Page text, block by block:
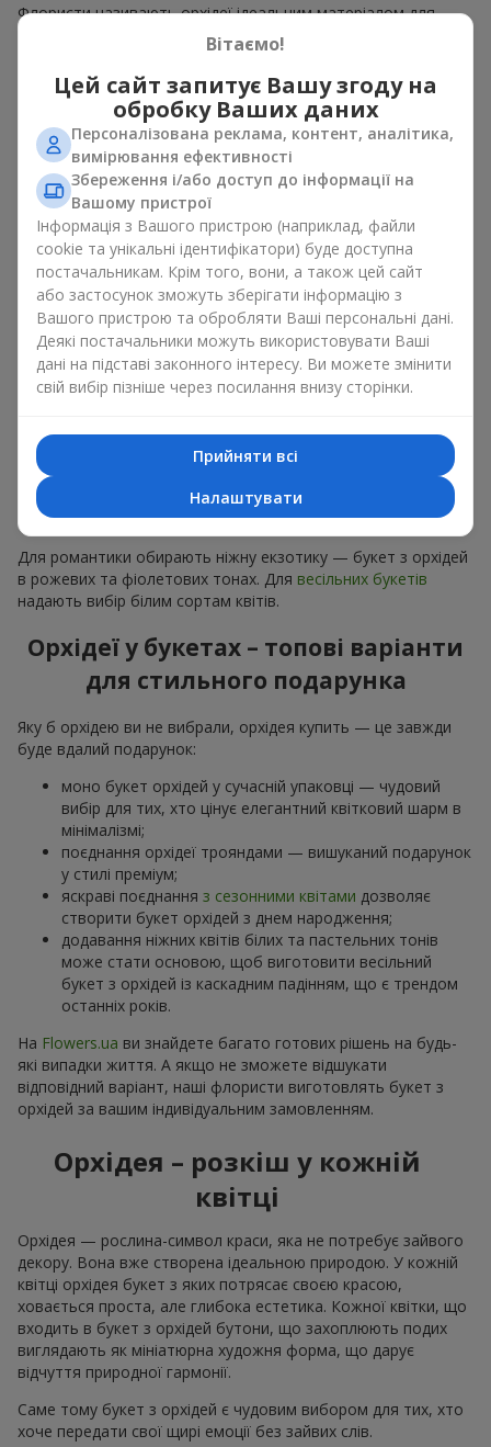
Флористи називають орхідеї ідеальним матеріалом для
незвичайної флористики. Букет з орхідей має чудовий
вигляд як моно рішення для оформлення приміщень, а
також як варіант міксу з іншими квітами, що зберігає свою
виразність у будь-якому форматі. Завдяки своїй структурі
орхідея дозволяє створювати композиції у класичному,
мінімалістичному або сучасному стилі. Букет з орхідей
виглядає ефектно як у камерних, так і в масштабних
роботах, а її розкішні суцвіття легко стають центральним
елементом композиції букет з орхідей. Залежно від
оформлення і сорту рослин різниться на орхідеї ціна.
Зважайте на це перш ніж замовити букет з орхідей.
Кому дарують орхідеї?
Букет з орхідей універсальний і може підійти будь-кому. Їх
даруютькоханим жінками, мамі ,дівчині,дружині , сестрі,
подрузі,колезіабо бізнес-партнеру. Сьогодні можна орхідеї
подарунок стає ще більше.
Букет з орхідей — ідеальна квіткова композиція для
особливої події: річниць,побачень,днів народження
навітьбізнес-привітань.
Для романтики обирають ніжну екзотику — букет з орхідей
в рожевих та фіолетових тонах. Для весільних букетів
надають вибір білим сортам квітів.
Орхідеї у букетах – топові варіанти
для стильного подарунка
Яку б орхідею ви не вибрали, орхідея купить — це завжди
буде вдалий подарунок:
моно букет орхідей у сучасній упаковці — чудовий
вибір для тих, хто цінує елегантний квітковий шарм в
мінімалізмі;
поєднання орхідеї трояндами — вишуканий подарунок
у стилі преміум;
яскраві поєднання з сезонними квітами дозволяє
створити букет орхідей з днем народження;
додавання ніжних квітів білих та пастельних тонів
може стати основою, щоб виготовити весільний
букет з орхідей із каскадним падінням, що є трендом
останніх років.
На Flowers.ua ви знайдете багато готових рішень на будь-
які випадки життя. А якщо не зможете відшукати
відповідний варіант, наші флористи виготовлять букет з
орхідей за вашим індивідуальним замовленням.
Орхідея – розкіш у кожній
квітці
Орхідея — рослина-символ краси, яка не потребує зайвого
декору. Вона вже створена ідеальною природою. У кожній
квітці орхідея букет з яких потрясає своєю красою,
ховається проста, але глибока естетика. Кожної квітки, що
входить в букет з орхідей бутони, що захоплюють подих
виглядають як мініатюрна художня форма, що дарує
відчуття природної гармонії.
Саме тому букет з орхідей є чудовим вибором для тих, хто
хоче передати свої щирі емоції без зайвих слів.
Вітаємо!
Цей сайт запитує Вашу згоду на
обробку Ваших даних
Персоналізована реклама, контент, аналітика,
вимірювання ефективності
Збереження і/або доступ до інформації на
Вашому пристрої
Інформація з Вашого пристрою (наприклад, файли
cookie та унікальні ідентифікатори) буде доступна
постачальникам. Крім того, вони, а також цей сайт
або застосунок зможуть зберігати інформацію з
Вашого пристрою та обробляти Ваші персональні дані.
Деякі постачальники можуть використовувати Ваші
дані на підставі законного інтересу. Ви можете змінити
свій вибір пізніше через посилання внизу сторінки.
Прийняти всі
Налаштувати